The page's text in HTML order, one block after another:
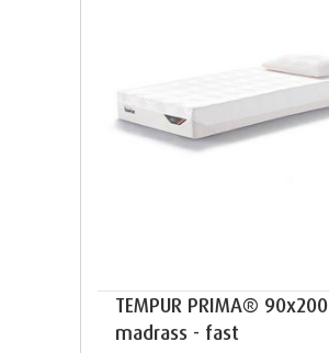
TEMPUR PRIMA® 90x200
madrass - fast